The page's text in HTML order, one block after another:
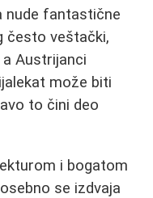
nude fantastične
često veštački,
Austrijanci
može biti
to čini deo
i bogatom
se izdvaja